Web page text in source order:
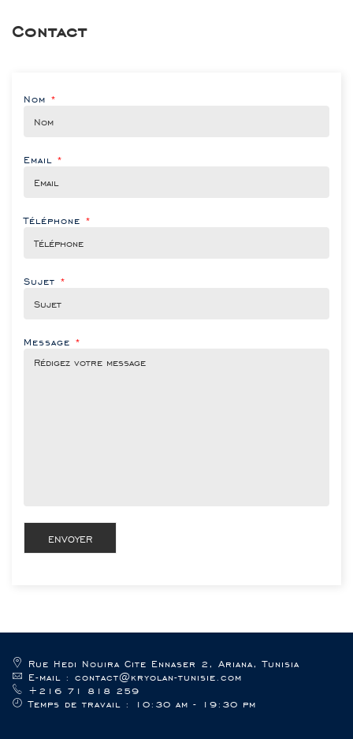
Contact
Nom *
Email *
Téléphone *
Sujet *
Message *
Rue Hedi Nouira Cite Ennaser 2, Ariana, Tunisia
E-mail : contact@kryolan-tunisie.com
+216 71 818 259
Temps de travail : 10:30 am - 19:30 pm